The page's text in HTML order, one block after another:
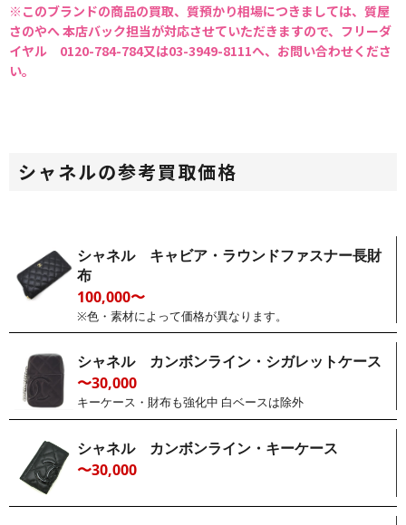
※このブランドの商品の買取、質預かり相場につきましては、質屋
さのやへ 本店バック担当が対応させていただきますので、フリーダ
イヤル 0120-784-784又は03-3949-8111へ、お問い合わせくださ
い。
シャネルの参考買取価格
シャネル キャビア・ラウンドファスナー長財
布
100,000〜
※色・素材によって価格が異なります。
シャネル カンボンライン・シガレットケース
〜30,000
キーケース・財布も強化中 白ベースは除外
シャネル カンボンライン・キーケース
〜30,000